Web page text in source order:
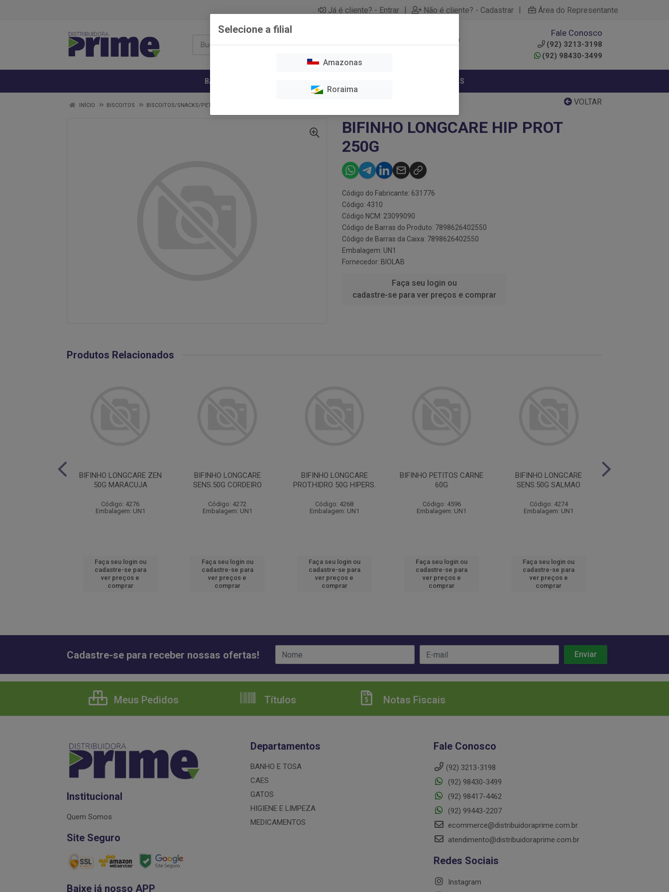
Já é cliente? - Entrar | Não é cliente? - Cadastrar | Área do Representante
Fale Conosco
(92) 3213-3198
(92) 98430-3499
BANHO E TOSA MEDICAMENTOS
VOLTAR
INÍCIO BISCOITOS BISCOITOS/SNACKS/PETISCOS
BIFINHO LONGCARE HIP PROT
250G
Código do Fabricante: 631776
Código: 4310
Código NCM: 23099090
Código de Barras do Produto: 7898626402550
Código de Barras da Caixa: 7898626402550
Embalagem: UN1
Fornecedor: BIOLAB
Faça seu login ou
cadastre-se para ver preços e comprar
Produtos Relacionados
BIFINHO LONGCARE ZEN
50G MARACUJA
Código: 4276
Embalagem: UN1
Faça seu login ou
cadastre-se para
ver preços e
comprar
BIFINHO LONGCARE
SENS.50G CORDEIRO
Código: 4272
Embalagem: UN1
Faça seu login ou
cadastre-se para
ver preços e
comprar
BIFINHO LONGCARE
PROT.HIDRO 50G HIPERS.
Código: 4268
Embalagem: UN1
Faça seu login ou
cadastre-se para
ver preços e
comprar
BIFINHO PETITOS CARNE
60G
Código: 4596
Embalagem: UN1
Faça seu login ou
cadastre-se para
ver preços e
comprar
BIFINHO LONGCARE
SENS.50G SALMAO
Código: 4274
Embalagem: UN1
Faça seu login ou
cadastre-se para
ver preços e
comprar
Cadastre-se para receber nossas ofertas!
Meus Pedidos Títulos Notas Fiscais
Institucional
Quem Somos
Site Seguro
Baixe já nosso APP
Departamentos
BANHO E TOSA
CAES
GATOS
HIGIENE E LIMPEZA
MEDICAMENTOS
Fale Conosco
(92) 3213-3198
(92) 98430-3499
(92) 98417-4462
(92) 99443-2207
ecommerce@distribuidoraprime.com.br
atendimento@distribuidoraprime.com.br
Redes Sociais
Instagram
Selecione a filial
Amazonas
Roraima